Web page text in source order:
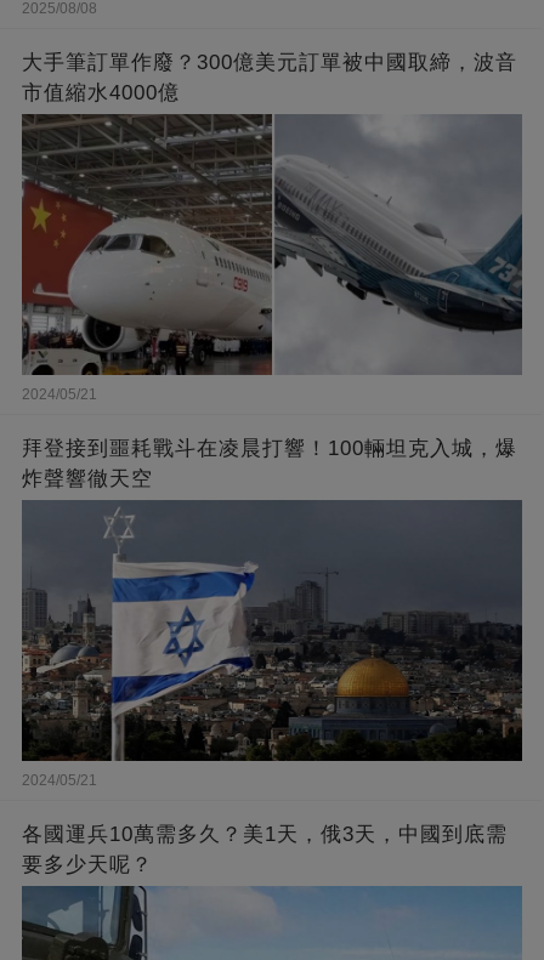
2025/08/08
大手筆訂單作廢？300億美元訂單被中國取締，波音
市值縮水4000億
2024/05/21
拜登接到噩耗戰斗在凌晨打響！100輛坦克入城，爆
炸聲響徹天空
2024/05/21
各國運兵10萬需多久？美1天，俄3天，中國到底需
要多少天呢？